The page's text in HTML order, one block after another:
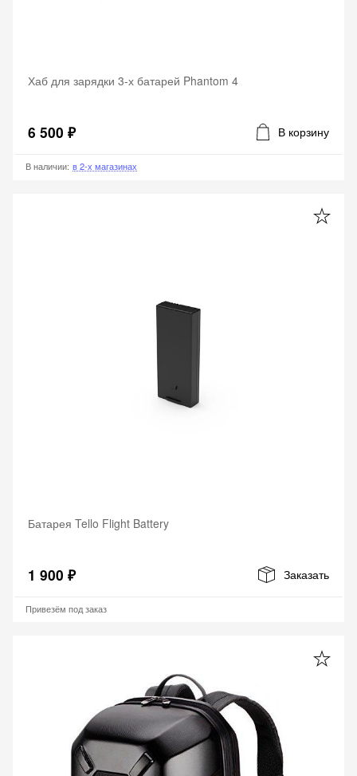
Хаб для зарядки 3-х батарей Phantom 4
6 500 ₽ В корзину
В наличии: в 2-х магазинах
Батарея Tello Flight Battery
1 900 ₽ Заказать
Привезём под заказ